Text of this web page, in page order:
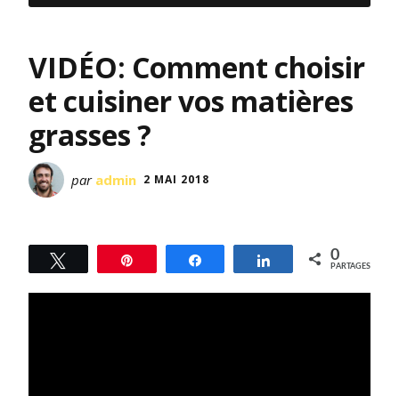
VIDÉO: Comment choisir
et cuisiner vos matières
grasses ?
par admin 2 MAI 2018
Tweetez Partagez Partagez 0
PARTAGES